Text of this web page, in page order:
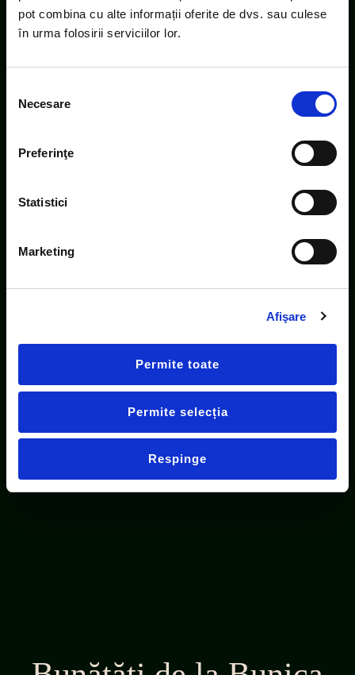
pot combina cu alte informații oferite de dvs. sau culese
în urma folosirii serviciilor lor.
consimțământului
Necesare
Preferinţe
Statistici
Marketing
Afişare
Permite toate
Permite selecția
Respinge
Bunătăți de la Bunica
- Muștar Borcan